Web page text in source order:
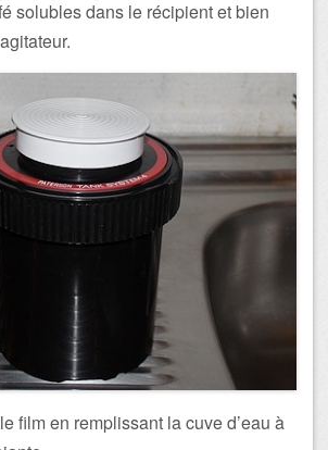
solubles dans le récipient et bien
film en remplissant la cuve d’eau à